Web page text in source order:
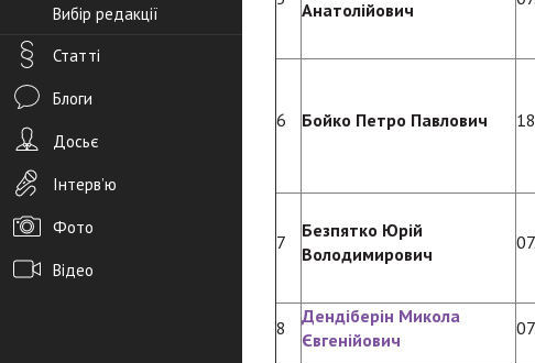
Вибір редакції
Статті
Блоги
Досьє
Інтерв’ю
Фото
Відео
Анатолійович
6 Бойко Петро Павлович
7
Безпятко Юрій
Володимирович
8
Дендіберін Микола
Євгенійович